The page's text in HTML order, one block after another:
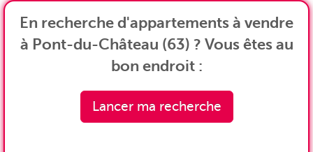
En recherche d'appartements à vendre
à Pont-du-Château (63) ? Vous êtes au
bon endroit :
Lancer ma recherche